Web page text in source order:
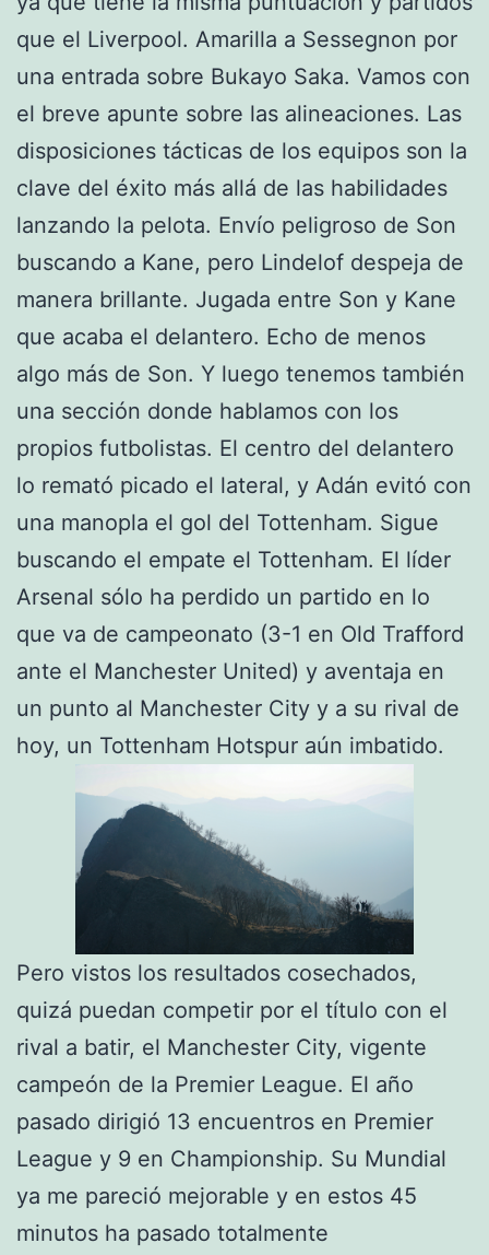
que el Liverpool. Amarilla a Sessegnon por
una entrada sobre Bukayo Saka. Vamos con
el breve apunte sobre las alineaciones. Las
disposiciones tácticas de los equipos son la
clave del éxito más allá de las habilidades
lanzando la pelota. Envío peligroso de Son
buscando a Kane, pero Lindelof despeja de
manera brillante. Jugada entre Son y Kane
que acaba el delantero. Echo de menos
algo más de Son. Y luego tenemos también
una sección donde hablamos con los
propios futbolistas. El centro del delantero
lo remató picado el lateral, y Adán evitó con
una manopla el gol del Tottenham. Sigue
buscando el empate el Tottenham. El líder
Arsenal sólo ha perdido un partido en lo
que va de campeonato (3-1 en Old Trafford
ante el Manchester United) y aventaja en
un punto al Manchester City y a su rival de
hoy, un Tottenham Hotspur aún imbatido.
Pero vistos los resultados cosechados,
quizá puedan competir por el título con el
rival a batir, el Manchester City, vigente
campeón de la Premier League. El año
pasado dirigió 13 encuentros en Premier
League y 9 en Championship. Su Mundial
ya me pareció mejorable y en estos 45
minutos ha pasado totalmente